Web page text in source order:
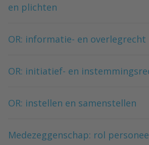
en plichten
OR: informatie- en overlegrecht
OR: initiatief- en
OR: instellen en samenstellen
Medezeggenschap: rol